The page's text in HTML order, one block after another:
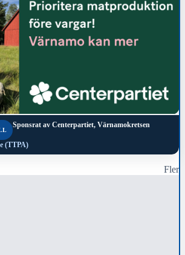
Sponsrat av Centerpartiet, Värnamokretsen
(TTPA)
Fler